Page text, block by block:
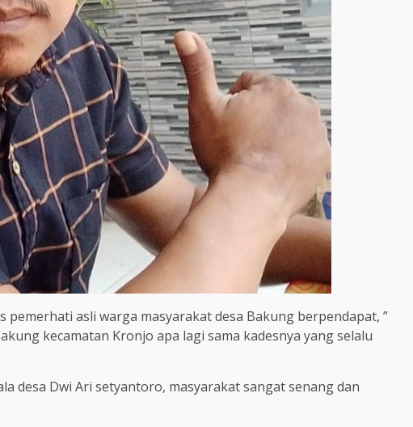
pemerhati asli warga masyarakat desa Bakung berpendapat, ”
kecamatan Kronjo apa lagi sama kadesnya yang selalu
desa Dwi Ari setyantoro, masyarakat sangat senang dan